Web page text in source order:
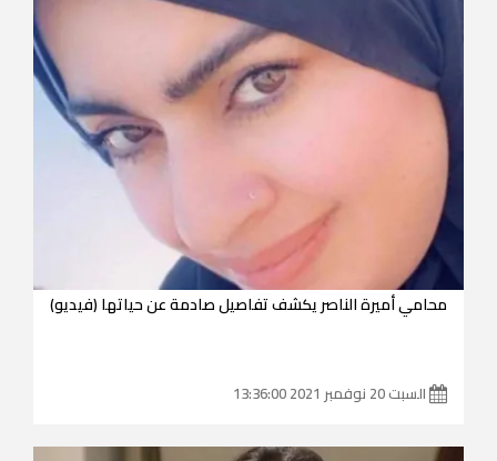
محامي أميرة الناصر يكشف تفاصيل صادمة عن حياتها (فيديو)
السبت 20 نوفمبر 2021 13:36:00